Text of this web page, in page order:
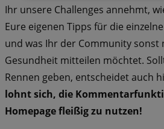
Ihr unsere Challenges annehmt,
Eure eigenen Tipps für die
und was Ihr der Community sonst
Gesundheit mitteilen möchtet.
Rennen geben, entscheidet auch
lohnt sich, die
Homepage fleißig zu nutzen!